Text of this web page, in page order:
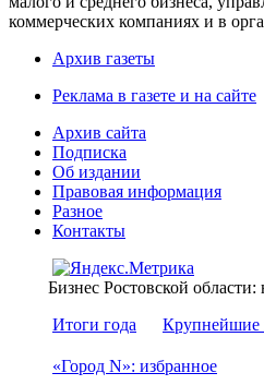
коммерческих компаниях и в
Архив газеты
Реклама в газете и на сайте
Архив сайта
Подписка
Об издании
Правовая информация
Разное
Контакты
Бизнес Ростовской
Итоги года
Крупнейшие
«Город N»: избранное